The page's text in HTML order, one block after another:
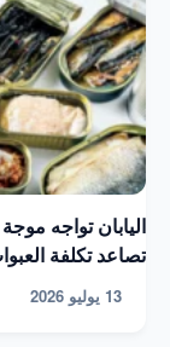
اليابان تواجه
تصاعد تكلفة
13 يوليو 2026